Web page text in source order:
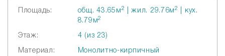
Площадь: общ. 43.65м 2 | жил. 29.76м2
| кух.
8.79м2
Этаж: 4 (из 23)
Материал: Монолитно-кирпичный